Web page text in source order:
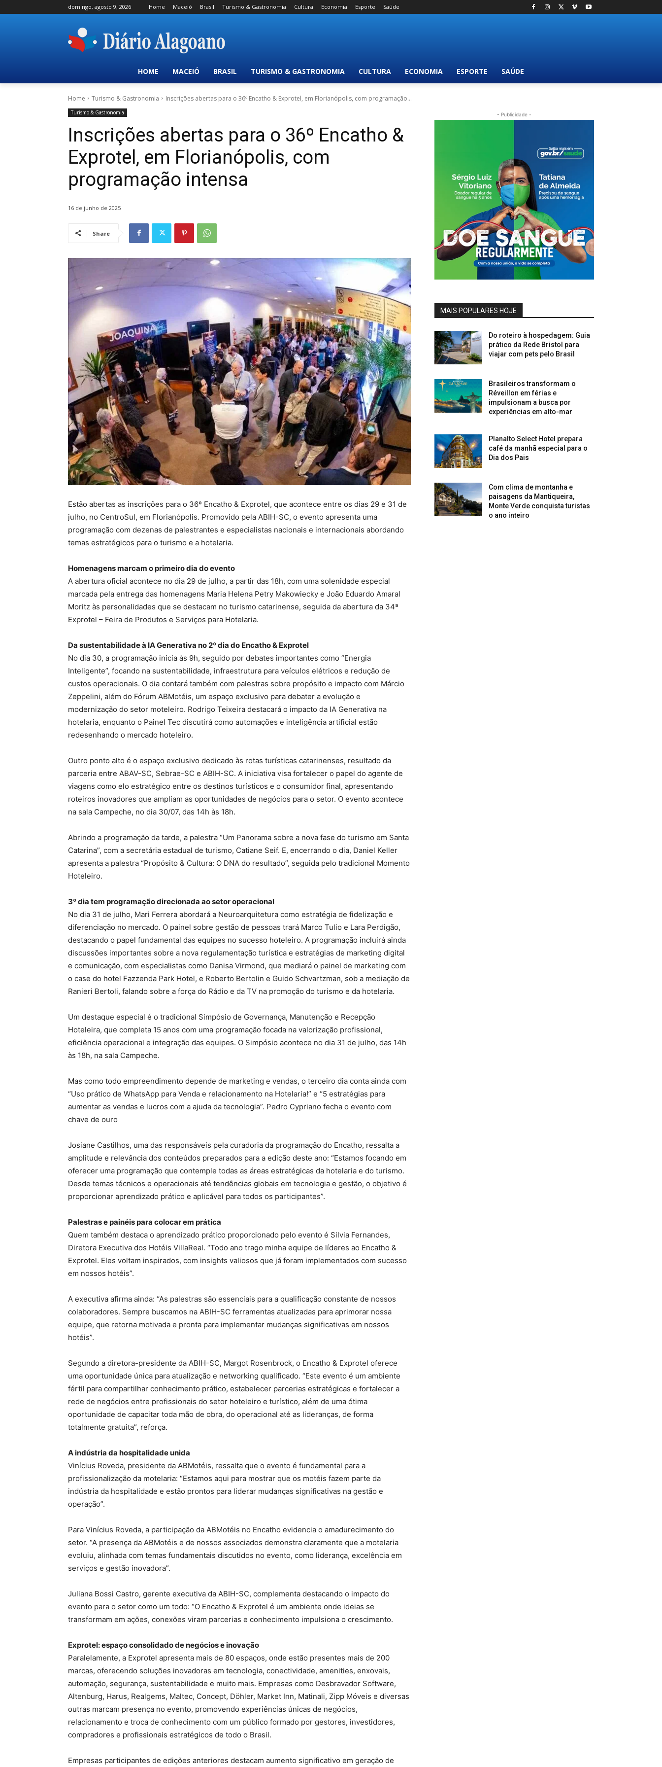
domingo, agosto 9, 2026 Home Maceió Brasil Turismo & Gastronomia Cultura Economia Esporte Saúde
HOME MACEIÓ BRASIL TURISMO & GASTRONOMIA CULTURA ECONOMIA ESPORTE SAÚDE
Home Turismo & Gastronomia Inscrições abertas para o 36º Encatho & Exprotel, em Florianópolis, com programação...
Turismo & Gastronomia
Inscrições abertas para o 36º Encatho &
Exprotel, em Florianópolis, com
programação intensa
16 de junho de 2025
Share
Estão abertas as inscrições para o 36º Encatho & Exprotel, que acontece entre os dias 29 e 31 de
julho, no CentroSul, em Florianópolis. Promovido pela ABIH-SC, o evento apresenta uma
programação com dezenas de palestrantes e especialistas nacionais e internacionais abordando
temas estratégicos para o turismo e a hotelaria.
Homenagens marcam o primeiro dia do evento
A abertura oficial acontece no dia 29 de julho, a partir das 18h, com uma solenidade especial
marcada pela entrega das homenagens Maria Helena Petry Makowiecky e João Eduardo Amaral
Moritz às personalidades que se destacam no turismo catarinense, seguida da abertura da 34ª
Exprotel – Feira de Produtos e Serviços para Hotelaria.
Da sustentabilidade à IA Generativa no 2º dia do Encatho & Exprotel
No dia 30, a programação inicia às 9h, seguido por debates importantes como “Energia
Inteligente”, focando na sustentabilidade, infraestrutura para veículos elétricos e redução de
custos operacionais. O dia contará também com palestras sobre propósito e impacto com Márcio
Zeppelini, além do Fórum ABMotéis, um espaço exclusivo para debater a evolução e
modernização do setor moteleiro. Rodrigo Teixeira destacará o impacto da IA Generativa na
hotelaria, enquanto o Painel Tec discutirá como automações e inteligência artificial estão
redesenhando o mercado hoteleiro.
Outro ponto alto é o espaço exclusivo dedicado às rotas turísticas catarinenses, resultado da
parceria entre ABAV-SC, Sebrae-SC e ABIH-SC. A iniciativa visa fortalecer o papel do agente de
viagens como elo estratégico entre os destinos turísticos e o consumidor final, apresentando
roteiros inovadores que ampliam as oportunidades de negócios para o setor. O evento acontece
na sala Campeche, no dia 30/07, das 14h às 18h.
Abrindo a programação da tarde, a palestra “Um Panorama sobre a nova fase do turismo em Santa
Catarina”, com a secretária estadual de turismo, Catiane Seif. E, encerrando o dia, Daniel Keller
apresenta a palestra “Propósito & Cultura: O DNA do resultado”, seguida pelo tradicional Momento
Hoteleiro.
3º dia tem programação direcionada ao setor operacional
No dia 31 de julho, Mari Ferrera abordará a Neuroarquitetura como estratégia de fidelização e
diferenciação no mercado. O painel sobre gestão de pessoas trará Marco Tulio e Lara Perdigão,
destacando o papel fundamental das equipes no sucesso hoteleiro. A programação incluirá ainda
discussões importantes sobre a nova regulamentação turística e estratégias de marketing digital
e comunicação, com especialistas como Danisa Virmond, que mediará o painel de marketing com
o case do hotel Fazzenda Park Hotel, e Roberto Bertolin e Guido Schvartzman, sob a mediação de
Ranieri Bertoli, falando sobre a força do Rádio e da TV na promoção do turismo e da hotelaria.
Um destaque especial é o tradicional Simpósio de Governança, Manutenção e Recepção
Hoteleira, que completa 15 anos com uma programação focada na valorização profissional,
eficiência operacional e integração das equipes. O Simpósio acontece no dia 31 de julho, das 14h
às 18h, na sala Campeche.
Mas como todo empreendimento depende de marketing e vendas, o terceiro dia conta ainda com
“Uso prático de WhatsApp para Venda e relacionamento na Hotelaria!” e “5 estratégias para
aumentar as vendas e lucros com a ajuda da tecnologia”. Pedro Cypriano fecha o evento com
chave de ouro
Josiane Castilhos, uma das responsáveis pela curadoria da programação do Encatho, ressalta a
amplitude e relevância dos conteúdos preparados para a edição deste ano: “Estamos focando em
oferecer uma programação que contemple todas as áreas estratégicas da hotelaria e do turismo.
Desde temas técnicos e operacionais até tendências globais em tecnologia e gestão, o objetivo é
proporcionar aprendizado prático e aplicável para todos os participantes”.
Palestras e painéis para colocar em prática
Quem também destaca o aprendizado prático proporcionado pelo evento é Silvia Fernandes,
Diretora Executiva dos Hotéis VillaReal. “Todo ano trago minha equipe de líderes ao Encatho &
Exprotel. Eles voltam inspirados, com insights valiosos que já foram implementados com sucesso
em nossos hotéis”.
A executiva afirma ainda: “As palestras são essenciais para a qualificação constante de nossos
colaboradores. Sempre buscamos na ABIH-SC ferramentas atualizadas para aprimorar nossa
equipe, que retorna motivada e pronta para implementar mudanças significativas em nossos
hotéis”.
Segundo a diretora-presidente da ABIH-SC, Margot Rosenbrock, o Encatho & Exprotel oferece
uma oportunidade única para atualização e networking qualificado. “Este evento é um ambiente
fértil para compartilhar conhecimento prático, estabelecer parcerias estratégicas e fortalecer a
rede de negócios entre profissionais do setor hoteleiro e turístico, além de uma ótima
oportunidade de capacitar toda mão de obra, do operacional até as lideranças, de forma
totalmente gratuita”, reforça.
A indústria da hospitalidade unida
Vinícius Roveda, presidente da ABMotéis, ressalta que o evento é fundamental para a
profissionalização da motelaria: “Estamos aqui para mostrar que os motéis fazem parte da
indústria da hospitalidade e estão prontos para liderar mudanças significativas na gestão e
operação”.
Para Vinícius Roveda, a participação da ABMotéis no Encatho evidencia o amadurecimento do
setor. “A presença da ABMotéis e de nossos associados demonstra claramente que a motelaria
evoluiu, alinhada com temas fundamentais discutidos no evento, como liderança, excelência em
serviços e gestão inovadora”.
Juliana Bossi Castro, gerente executiva da ABIH-SC, complementa destacando o impacto do
evento para o setor como um todo: “O Encatho & Exprotel é um ambiente onde ideias se
transformam em ações, conexões viram parcerias e conhecimento impulsiona o crescimento.
Exprotel: espaço consolidado de negócios e inovação
Paralelamente, a Exprotel apresenta mais de 80 espaços, onde estão presentes mais de 200
marcas, oferecendo soluções inovadoras em tecnologia, conectividade, amenities, enxovais,
automação, segurança, sustentabilidade e muito mais. Empresas como Desbravador Software,
Altenburg, Harus, Realgems, Maltec, Concept, Döhler, Market Inn, Matinali, Zipp Móveis e diversas
outras marcam presença no evento, promovendo experiências únicas de negócios,
relacionamento e troca de conhecimento com um público formado por gestores, investidores,
compradores e profissionais estratégicos de todo o Brasil.
Empresas participantes de edições anteriores destacam aumento significativo em geração de
- Publicidade -
MAIS POPULARES HOJE
Do roteiro à hospedagem: Guia
prático da Rede Bristol para
viajar com pets pelo Brasil
Brasileiros transformam o
Réveillon em férias e
impulsionam a busca por
experiências em alto-mar
Planalto Select Hotel prepara
café da manhã especial para o
Dia dos Pais
Com clima de montanha e
paisagens da Mantiqueira,
Monte Verde conquista turistas
o ano inteiro